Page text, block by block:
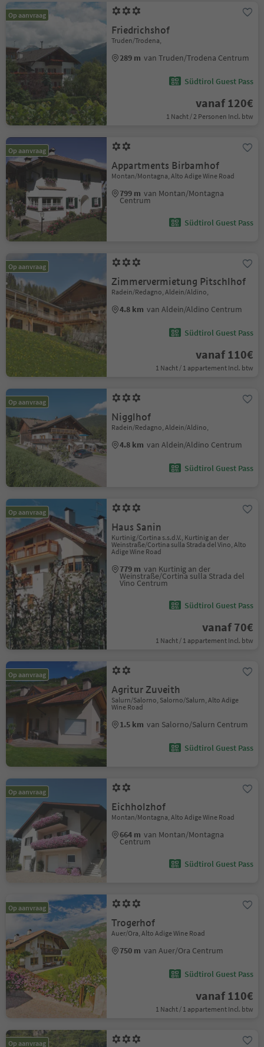
Op aanvraag
Friedrichshof
Truden/Trodena,
289 m van Truden/Trodena Centrum
Südtirol Guest Pass
vanaf 120€
1 Nacht / 2 Personen Incl. btw
Op aanvraag
Appartments Birbamhof
Montan/Montagna, Alto Adige Wine Road
799 m van Montan/Montagna
Centrum
Südtirol Guest Pass
Op aanvraag
Zimmervermietung Pitschlhof
Radein/Redagno, Aldein/Aldino,
4.8 km van Aldein/Aldino Centrum
Südtirol Guest Pass
vanaf 110€
1 Nacht / 1 appartement Incl. btw
Op aanvraag
Nigglhof
Radein/Redagno, Aldein/Aldino,
4.8 km van Aldein/Aldino Centrum
Südtirol Guest Pass
Op aanvraag
Haus Sanin
Kurtinig/Cortina s.s.d.V., Kurtinig an der
Weinstraße/Cortina sulla Strada del Vino, Alto
Adige Wine Road
779 m van Kurtinig an der
Weinstraße/Cortina sulla Strada del
Vino Centrum
Südtirol Guest Pass
vanaf 70€
1 Nacht / 1 appartement Incl. btw
Op aanvraag
Agritur Zuveith
Salurn/Salorno, Salorno/Salurn, Alto Adige
Wine Road
1.5 km van Salorno/Salurn Centrum
Südtirol Guest Pass
Op aanvraag
Eichholzhof
Montan/Montagna, Alto Adige Wine Road
664 m van Montan/Montagna
Centrum
Südtirol Guest Pass
Op aanvraag
Trogerhof
Auer/Ora, Alto Adige Wine Road
750 m van Auer/Ora Centrum
Südtirol Guest Pass
vanaf 110€
1 Nacht / 1 appartement Incl. btw
Op aanvraag